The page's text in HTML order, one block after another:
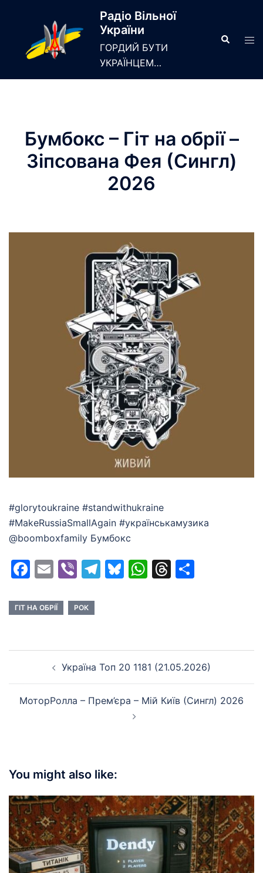
Радіо Вільної
України
ГОРДИЙ БУТИ
УКРАЇНЦЕМ…
Search
Бумбокс – Гіт на обрії –
Зіпсована Фея (Сингл)
2026
#glorytoukraine #standwithukraine
#MakeRussiaSmallAgain #українськамузика
@boomboxfamily Бумбокс
Facebook
EmailViberTelegram
Bluesky
WhatsApp
Threads
ГІТ НА ОБРІЇ РОК
navigationУкраїна Топ 20 1181 (21.05.2026)
МоторРолла – Прем’єра – Мій Київ (Сингл) 2026
You might also like: